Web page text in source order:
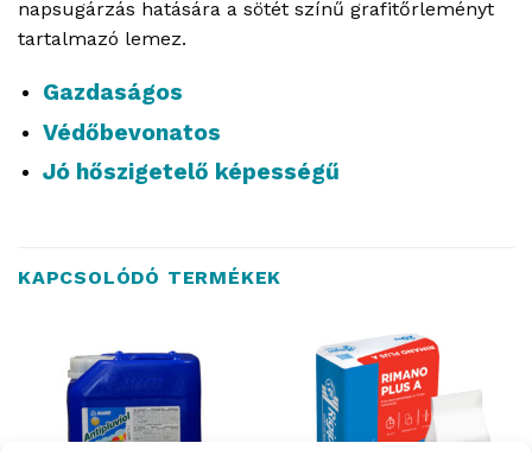
napsugárzás hatására a sötét színű grafitőrleményt
tartalmazó lemez.
Gazdaságos
Védőbevonatos
Jó hőszigetelő képességű
KAPCSOLÓDÓ TERMÉKEK